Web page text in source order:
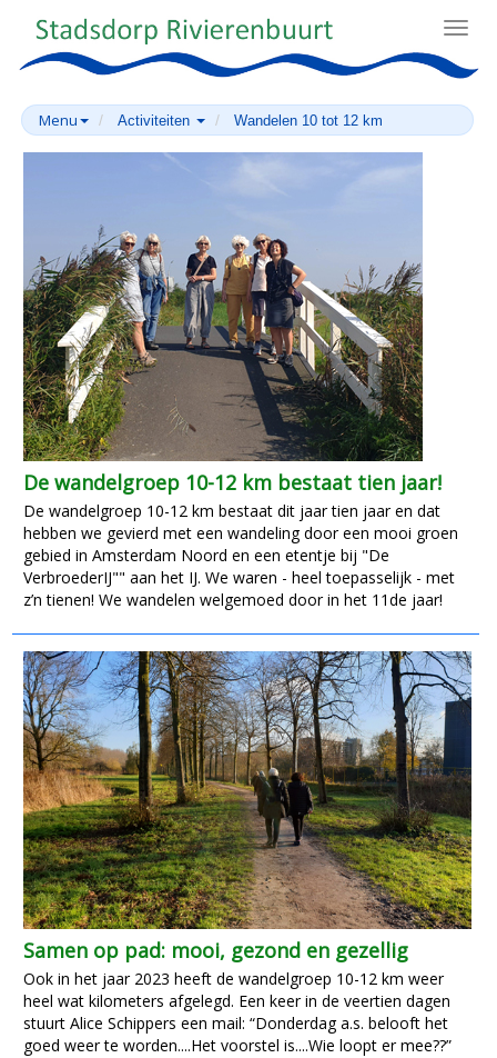
Menu Activiteiten Wandelen 10 tot 12 km
De wandelgroep 10-12 km bestaat tien jaar!
De wandelgroep 10-12 km bestaat dit jaar tien jaar en dat
hebben we gevierd met een wandeling door een mooi groen
gebied in Amsterdam Noord en een etentje bij "De
VerbroederIJ"" aan het IJ. We waren - heel toepasselijk - met
z’n tienen! We wandelen welgemoed door in het 11de jaar!
Samen op pad: mooi, gezond en gezellig
Ook in het jaar 2023 heeft de wandelgroep 10-12 km weer
heel wat kilometers afgelegd. Een keer in de veertien dagen
stuurt Alice Schippers een mail: “Donderdag a.s. belooft het
goed weer te worden....Het voorstel is....Wie loopt er mee??”